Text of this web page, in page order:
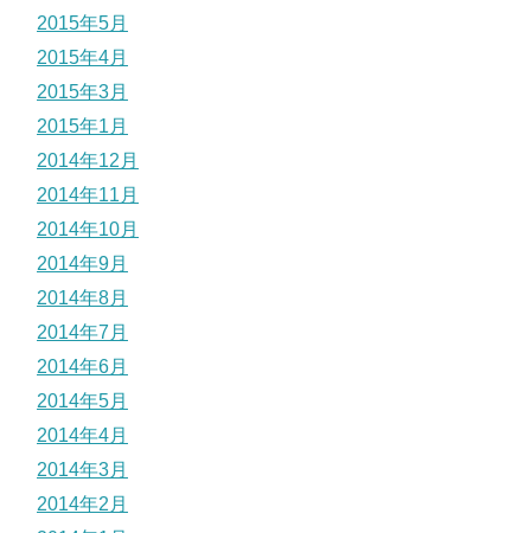
2015年5月
2015年4月
2015年3月
2015年1月
2014年12月
2014年11月
2014年10月
2014年9月
2014年8月
2014年7月
2014年6月
2014年5月
2014年4月
2014年3月
2014年2月